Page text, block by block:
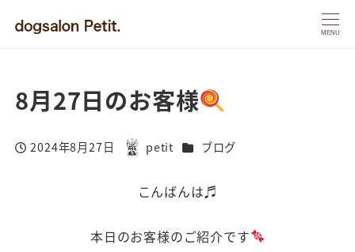
MENU
8月27日のお客様
投稿日
2024年8月27日
著
petit カテゴリー
ブログ
こんばんは♬
本日のお客様のご紹介です